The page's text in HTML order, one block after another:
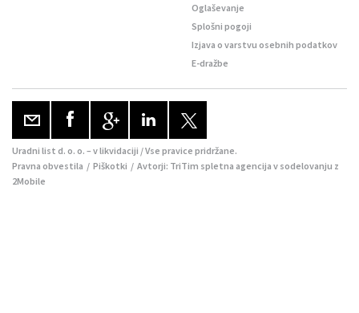
Oglaševanje
Splošni pogoji
Izjava o varstvu osebnih podatkov
E-dražbe
Uradni list d. o. o. – v likvidaciji / Vse pravice pridržane.
Pravna obvestila / Piškotki / Avtorji: TriTim spletna agencija v sodelovanju z
2Mobile